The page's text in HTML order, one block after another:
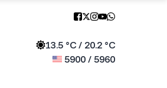
13.5°C / 20.2°C
5900/ 5960